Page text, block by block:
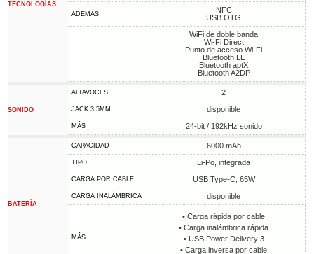
TECNOLOGÍAS
ADEMÁS
NFC
USB OTG
WiFi de doble banda
Wi-Fi Direct
Punto de acceso Wi-Fi
Bluetooth LE
Bluetooth aptX
Bluetooth A2DP
SONIDO
ALTAVOCES 2
JACK 3,5MM disponible
MÁS 24-bit / 192kHz sonido
BATERÍA
CAPACIDAD 6000 mAh
TIPO Li-Po, integrada
CARGA POR CABLE USB Type-C, 65W
CARGA INALÁMBRICA disponible
MÁS
• Carga rápida por cable
• Carga inalámbrica rápida
• USB Power Delivery 3
• Carga inversa por cable